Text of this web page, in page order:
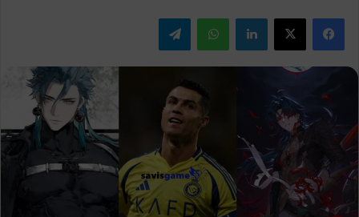
فیس بوک X لینکدین واتس آپ تلگرام